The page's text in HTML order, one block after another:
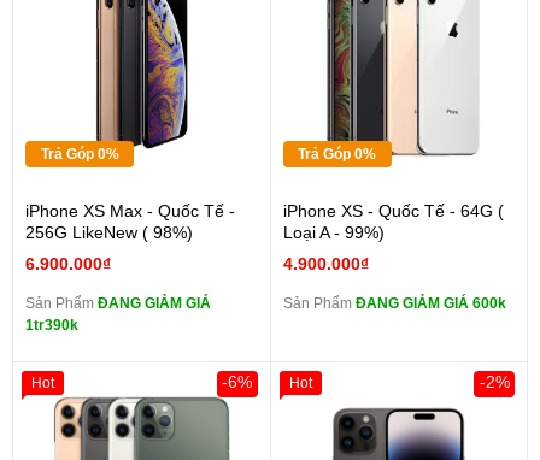
Trả Góp 0%
iPhone XS Max - Quốc Tế -
256G LikeNew ( 98%)
6.900.000₫
Sản Phẩm ĐANG GIẢM GIÁ
1tr390k
Trả Góp 0%
iPhone XS - Quốc Tế - 64G (
Loại A - 99%)
4.900.000₫
Sản Phẩm ĐANG GIẢM GIÁ 600k
-6%
Hot -2%
Hot